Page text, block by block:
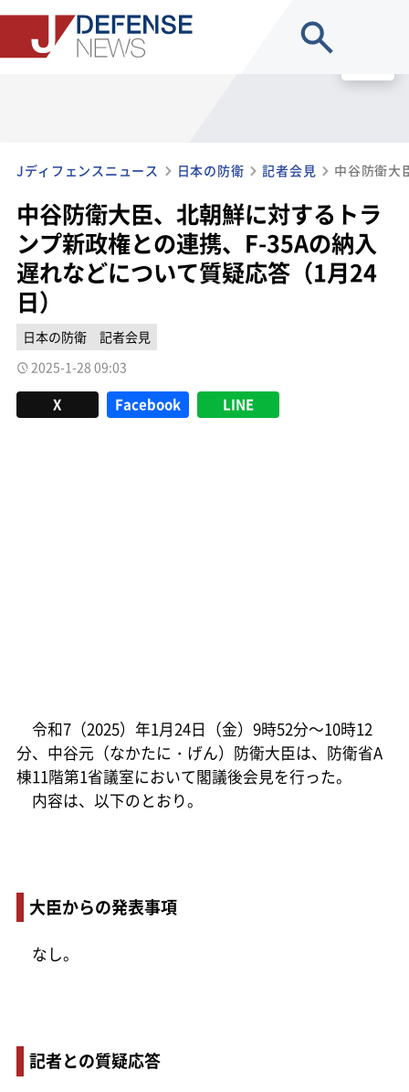
Jディフェンスニュース 日本の防衛 記者会見
中谷防衛大臣、北朝鮮に対するトラ
ンプ新政権との連携、F-35Aの納入
遅れなどについて質疑応答（1月24
日）
日本の防衛
記者会見
2025-1-28 09:03
X Facebook LINE
令和7（2025）年1月24日（金）9時52分～10時12
分、中谷元（なかたに・げん）防衛大臣は、防衛省A
棟11階第1省議室において閣議後会見を行った。
内容は、以下のとおり。
大臣からの発表事項
なし。
記者との質疑応答